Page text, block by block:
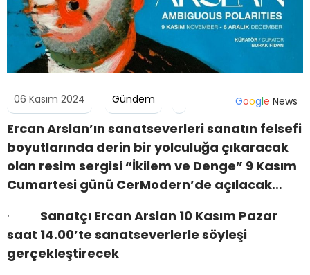
06 Kasım 2024 Gündem Google News
Ercan Arslan’ın sanatseverleri sanatın felsefi
boyutlarında derin bir yolculuğa çıkaracak
olan resim sergisi “İkilem ve Denge” 9 Kasım
Cumartesi günü CerModern’de açılacak…
· Sanatçı Ercan Arslan 10 Kasım Pazar
saat 14.00’te sanatseverlerle söyleşi
gerçekleştirecek